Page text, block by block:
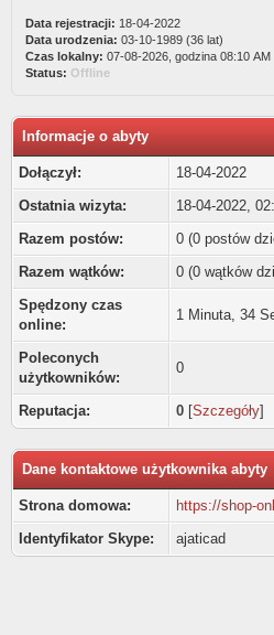
Data rejestracji: 18-04-2022
Data urodzenia: 03-10-1989 (36 lat)
Czas lokalny: 07-08-2026, godzina 08:10 AM
Status: Offline
Informacje o abyty
Dołączył:
18-04-2022
Ostatnia wizyta:
18-04-2022,
Razem postów:
0 (0 postów
Razem wątków:
0 (0 wątków
Spędzony czas
online:
1 Minuta, 34
Poleconych
użytkowników:
0
Reputacja: 0 [Szczegóły]
Dane kontaktowe użytkownika abyty
Strona domowa:
https://shop-
Identyfikator Skype:
ajaticad